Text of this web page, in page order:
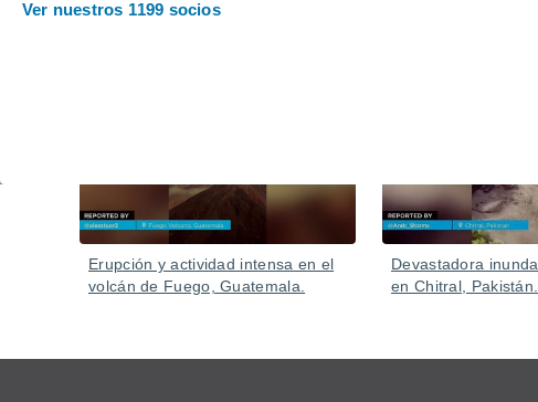
Ver nuestros 1199 socios
Vídeos
Erupción y actividad intensa en el
volcán de Fuego, Guatemala.
Devastadora
en Chitral, Pakistán.